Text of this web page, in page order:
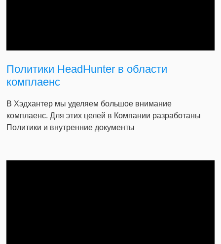
Политики HeadHunter в области
комплаенс
В Хэдхантер мы уделяем большое внимание
комплаенс. Для этих целей в Компании разработаны
Политики и внутренние документы